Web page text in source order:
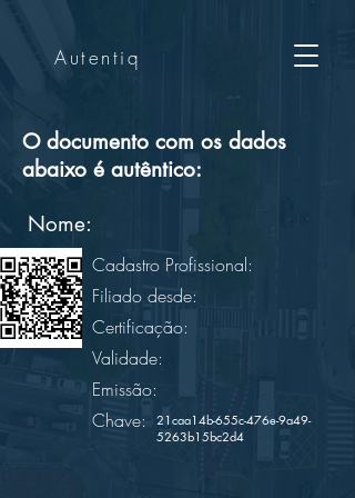
Autentiq
O documento com os dados
abaixo é autêntico:
Nome:
Cadastro Profissional:
Filiado desde:
Certificação:
Validade:
Emissão:
Chave:
21caa14b-655c-476e-9a49-
5263b15bc2d4